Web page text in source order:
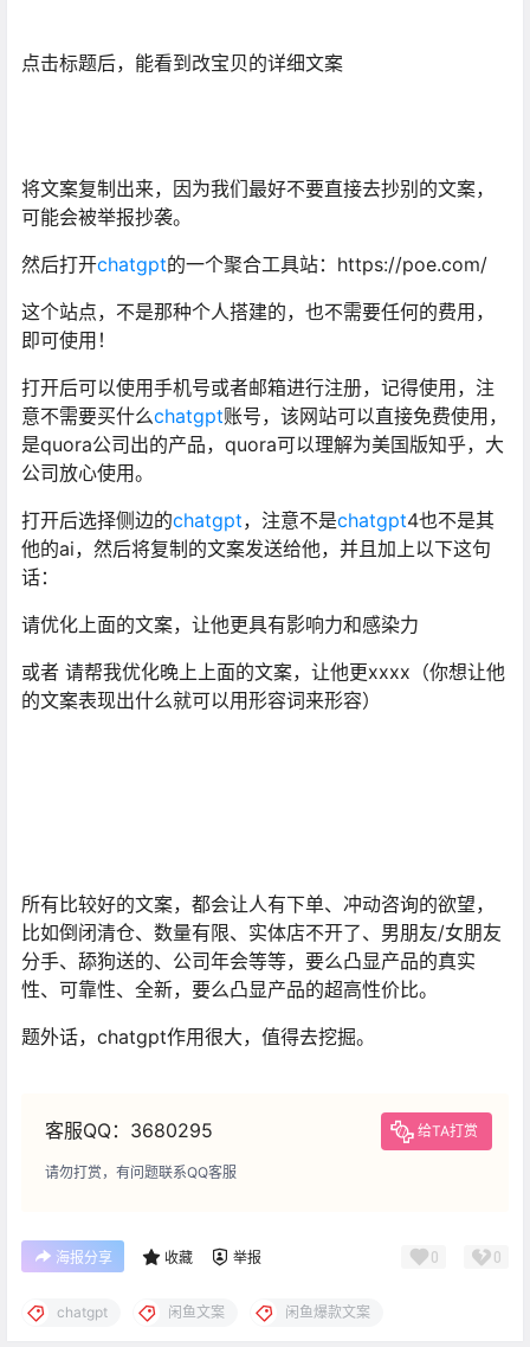
点击标题后，能看到改宝贝的详细文案
将文案复制出来，因为我们最好不要直接去抄别的文案，
可能会被举报抄袭。
然后打开chatgpt的一个聚合工具站：https://poe.com/
这个站点，不是那种个人搭建的，也不需要任何的费用，
即可使用！
打开后可以使用手机号或者邮箱进行注册，记得使用，注
意不需要买什么chatgpt账号，该网站可以直接免费使用，
是quora公司出的产品，quora可以理解为美国版知乎，大
公司放心使用。
打开后选择侧边的chatgpt，注意不是chatgpt4也不是其
他的ai，然后将复制的文案发送给他，并且加上以下这句
话：
请优化上面的文案，让他更具有影响力和感染力
或者 请帮我优化晚上上面的文案，让他更xxxx（你想让他
的文案表现出什么就可以用形容词来形容）
所有比较好的文案，都会让人有下单、冲动咨询的欲望，
比如倒闭清仓、数量有限、实体店不开了、男朋友/女朋友
分手、舔狗送的、公司年会等等，要么凸显产品的真实
性、可靠性、全新，要么凸显产品的超高性价比。
题外话，chatgpt作用很大，值得去挖掘。
客服QQ：3680295 给TA打赏
请勿打赏，有问题联系QQ客服
海报分享 收藏 举报 0 0
chatgpt 闲鱼文案 闲鱼爆款文案